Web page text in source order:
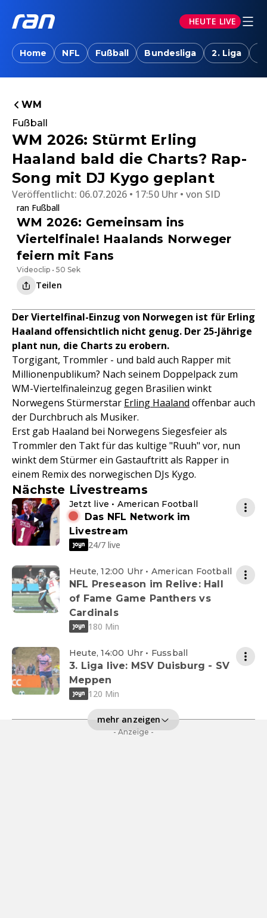
HEUTE LIVE
Home NFL Fußball Bundesliga 2. Liga
WM
Fußball
WM 2026: Stürmt Erling
Haaland bald die Charts? Rap-
Song mit DJ Kygo geplant
Veröffentlicht: 06.07.2026 • 17:50 Uhr von SID
ran Fußball
WM 2026: Gemeinsam ins
Viertelfinale! Haalands Norweger
feiern mit Fans
Videoclip • 50 Sek
Teilen
Der Viertelfinal-Einzug von Norwegen ist für Erling
Haaland offensichtlich nicht genug. Der 25-Jährige
plant nun, die Charts zu erobern.
Torgigant, Trommler - und bald auch Rapper mit
Millionenpublikum? Nach seinem Doppelpack zum
WM-Viertelfinaleinzug gegen Brasilien winkt
Norwegens Stürmerstar Erling Haaland offenbar auch
der Durchbruch als Musiker.
Erst gab Haaland bei Norwegens Siegesfeier als
Trommler den Takt für das kultige "Ruuh" vor, nun
winkt dem Stürmer ein Gastauftritt als Rapper in
einem Remix des norwegischen DJs Kygo.
Nächste Livestreams
Jetzt live • American Football
Das NFL Network im
Livestream
24/7 live
Heute, 12:00 Uhr • American Football
NFL Preseason im Relive: Hall
of Fame Game Panthers vs
Cardinals
180 Min
Heute, 14:00 Uhr • Fussball
3. Liga live: MSV Duisburg - SV
Meppen
120 Min
mehr anzeigen
- Anzeige -